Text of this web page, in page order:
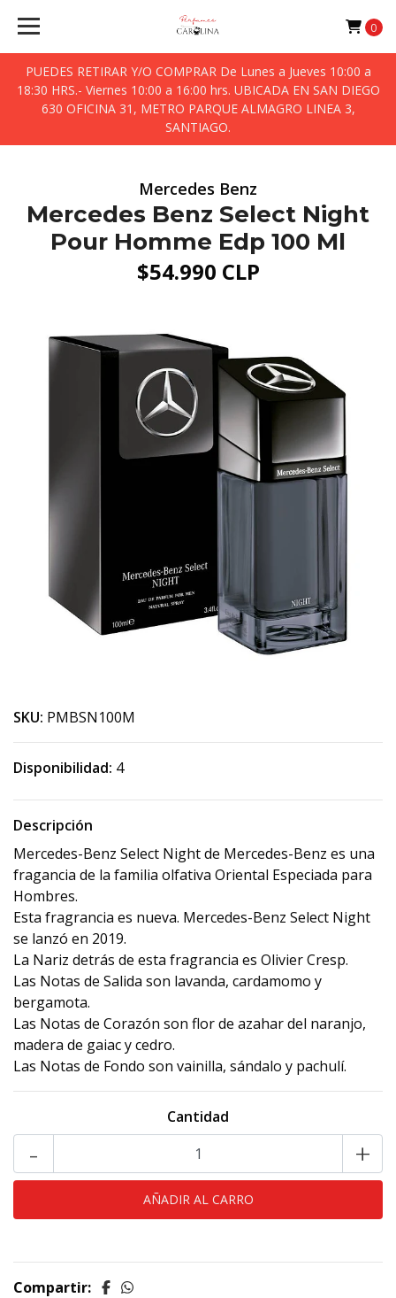
PUEDES RETIRAR Y/O COMPRAR De Lunes a Jueves 10:00 a
18:30 HRS.- Viernes 10:00 a 16:00 hrs. UBICADA EN SAN DIEGO
630 OFICINA 31, METRO PARQUE ALMAGRO LINEA 3,
SANTIAGO.
0
Mercedes Benz
Mercedes Benz Select Night
Pour Homme Edp 100 Ml
$54.990 CLP
SKU: PMBSN100M
Disponibilidad: 4
Descripción
Mercedes-Benz Select Night de Mercedes-Benz es una
fragancia de la familia olfativa Oriental Especiada para
Hombres.
Esta fragrancia es nueva. Mercedes-Benz Select Night
se lanzó en 2019.
La Nariz detrás de esta fragrancia es Olivier Cresp.
Las Notas de Salida son lavanda, cardamomo y
bergamota.
Las Notas de Corazón son flor de azahar del naranjo,
madera de gaiac y cedro.
Las Notas de Fondo son vainilla, sándalo y pachulí.
Cantidad
- +
Compartir: